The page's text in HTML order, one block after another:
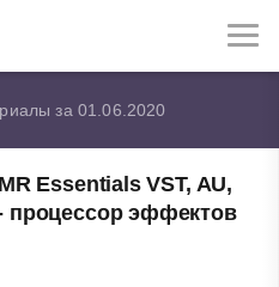
за 01.06.2020
Essentials VST, AU,
процессор эффектов